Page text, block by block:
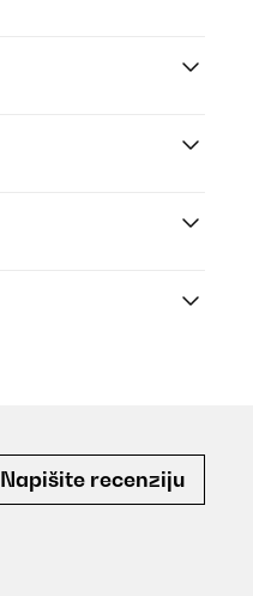
Napišite recenziju